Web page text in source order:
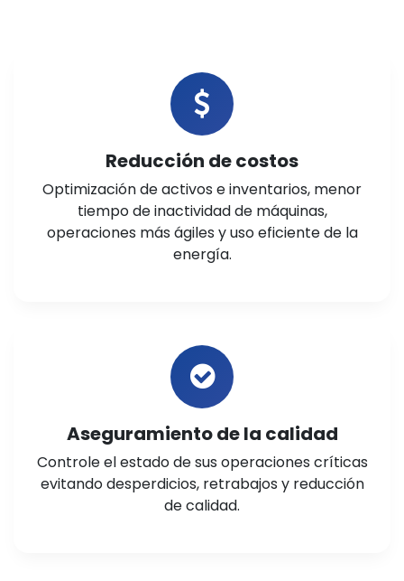
Reducción de costos
Optimización de activos e inventarios, menor
tiempo de inactividad de máquinas,
operaciones más ágiles y uso eficiente de la
energía.
Aseguramiento de la calidad
Controle el estado de sus operaciones críticas
evitando desperdicios, retrabajos y reducción
de calidad.